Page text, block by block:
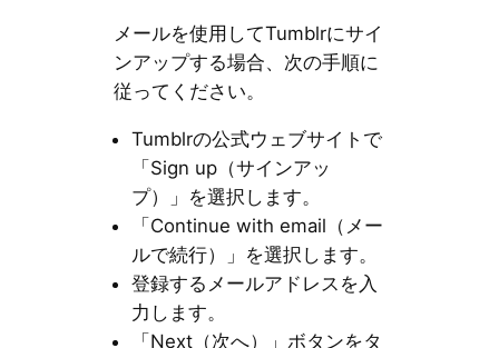
メールを使用してTumblrにサイ
ンアップする場合、次の手順に
従ってください。
Tumblrの公式ウェブサイトで
「Sign up（サインアッ
プ）」を選択します。
「Continue with email（メー
ルで続行）」を選択します。
登録するメールアドレスを入
力します。
「Next（次へ）」ボタンをタ